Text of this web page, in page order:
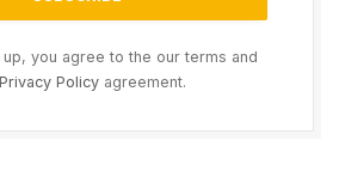
up, you agree to the our terms and
Privacy Policyagreement.